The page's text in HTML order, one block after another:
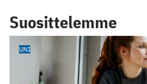
Suosittelemme
UNI